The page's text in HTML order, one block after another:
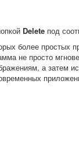
Delete под
более
не просто
а затем